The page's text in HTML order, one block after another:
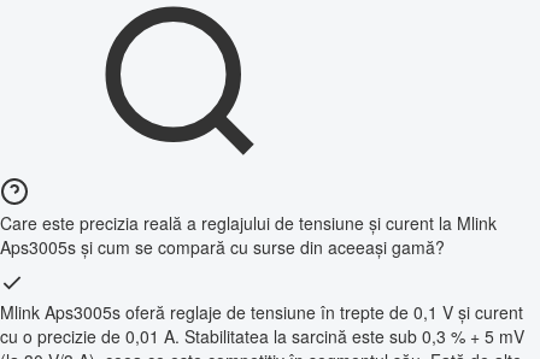
Care este precizia reală a reglajului de tensiune și curent la Mlink
Aps3005s și cum se compară cu surse din aceeași gamă?
Mlink Aps3005s oferă reglaje de tensiune în trepte de 0,1 V și curent
cu o precizie de 0,01 A. Stabilitatea la sarcină este sub 0,3 % + 5 mV